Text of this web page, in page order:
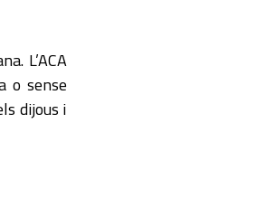
L’ACA
o sense
dijous i